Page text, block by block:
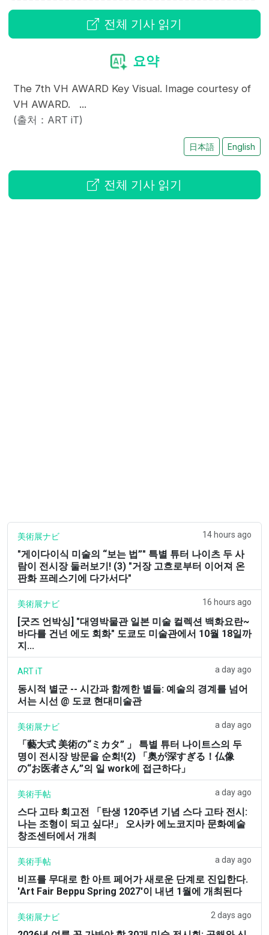
전체 기사 읽기
요약
The 7th VH AWARD Key Visual. Image courtesy of
VH AWARD. ...
(출처：ART iT)
日本語 English
전체 기사 읽기
美術展ナビ 14 hours ago
"게이다이식 미술의 “보는 법”" 특별 튜터 나이츠 두 사
람이 전시장 둘러보기! (3) "거장 고흐로부터 이어져 온
판화 프레스기에 다가서다"
美術展ナビ 16 hours ago
[굿즈 언박싱] "대영박물관 일본 미술 컬렉션 백화요란~
바다를 건넌 에도 회화" 도쿄도 미술관에서 10월 18일까
지...
ART iT a day ago
동시적 별군 -- 시간과 함께한 별들: 예술의 경계를 넘어
서는 시선 @ 도쿄 현대미술관
美術展ナビ a day ago
「藝大式 美術の“ミカタ” 」 특별 튜터 나이트스의 두
명이 전시장 방문을 순회!(2) 「奥が深すぎる！仏像
の“お医者さん”의 일 work에 접근하다」
美術手帖 a day ago
스다 고타 회고전 「탄생 120주년 기념 스다 고타 전시:
나는 조형이 되고 싶다!」 오사카 에노코지마 문화예술
창조센터에서 개최
美術手帖 a day ago
비프를 무대로 한 아트 페어가 새로운 단계로 진입한다.
'Art Fair Beppu Spring 2027'이 내년 1월에 개최된다
美術展ナビ 2 days ago